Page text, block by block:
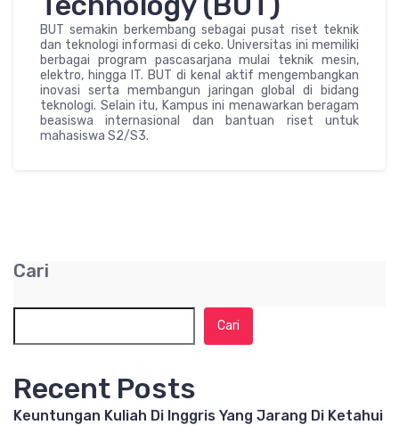
BUT semakin berkembang sebagai pusat riset teknik
dan teknologi informasi di ceko. Universitas ini memiliki
berbagai program pascasarjana mulai teknik mesin,
elektro, hingga IT. BUT di kenal aktif mengembangkan
inovasi serta membangun jaringan global di bidang
teknologi. Selain itu, Kampus ini menawarkan beragam
beasiswa internasional dan bantuan riset untuk
mahasiswa S2/S3.
Cari
Cari
Recent Posts
Keuntungan Kuliah Di Inggris Yang Jarang Di Ketahui